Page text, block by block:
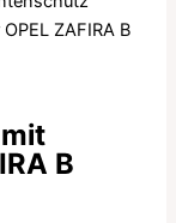
ZAFIRA B
B